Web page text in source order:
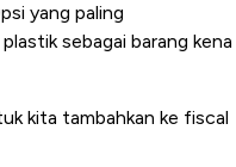
yang paling
sebagai barang kena
kita tambahkan ke fiscal